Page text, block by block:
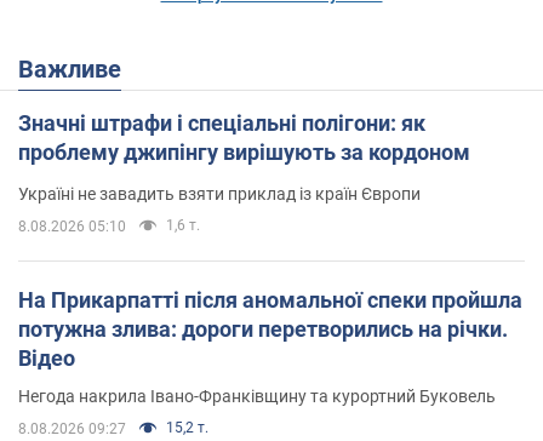
Важливе
Значні штрафи і спеціальні полігони: як
проблему джипінгу вирішують за кордоном
Україні не завадить взяти приклад із країн Європи
8.08.2026 05:10 1,6 т.
На Прикарпатті після аномальної спеки пройшла
потужна злива: дороги перетворились на річки.
Відео
Негода накрила Івано-Франківщину та курортний Буковель
8.08.2026 09:27 15,2 т.